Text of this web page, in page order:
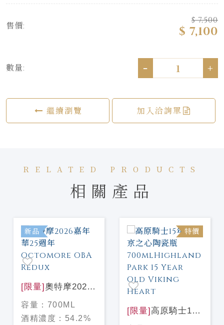
售價:
$ 7,500
$ 7,100
數量: - +
繼續瀏覽 加入洽詢單
RELATED PRODUCTS
相關產品
新品
[限量] 奧特摩2026
嘉年華25週年
Octomore OBA
Redux
容量： 700ML
酒精濃度： 54.2%
特價
[限量] 高原騎士15
年 維京之心陶瓷瓶